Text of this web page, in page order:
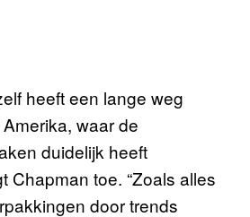
heeft een lange weg
waar de
duidelijk heeft
Chapman toe. “Zoals alles
door trends